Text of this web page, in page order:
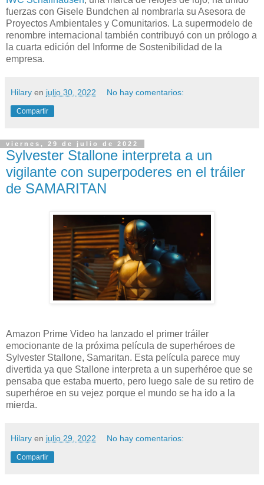
fuerzas con Gisele Bundchen al nombrarla su Asesora de
Proyectos Ambientales y Comunitarios. La supermodelo de
renombre internacional también contribuyó con un prólogo a
la cuarta edición del Informe de Sostenibilidad de la
empresa.
Hilary en julio 30, 2022 No hay comentarios:
Compartir
viernes, 29 de julio de 2022
Sylvester Stallone interpreta a un
vigilante con superpoderes en el tráiler
de SAMARITAN
Amazon Prime Video ha lanzado el primer tráiler
emocionante de la próxima película de superhéroes de
Sylvester Stallone, Samaritan. Esta película parece muy
divertida ya que Stallone interpreta a un superhéroe que se
pensaba que estaba muerto, pero luego sale de su retiro de
superhéroe en su vejez porque el mundo se ha ido a la
mierda.
Hilary en julio 29, 2022 No hay comentarios:
Compartir